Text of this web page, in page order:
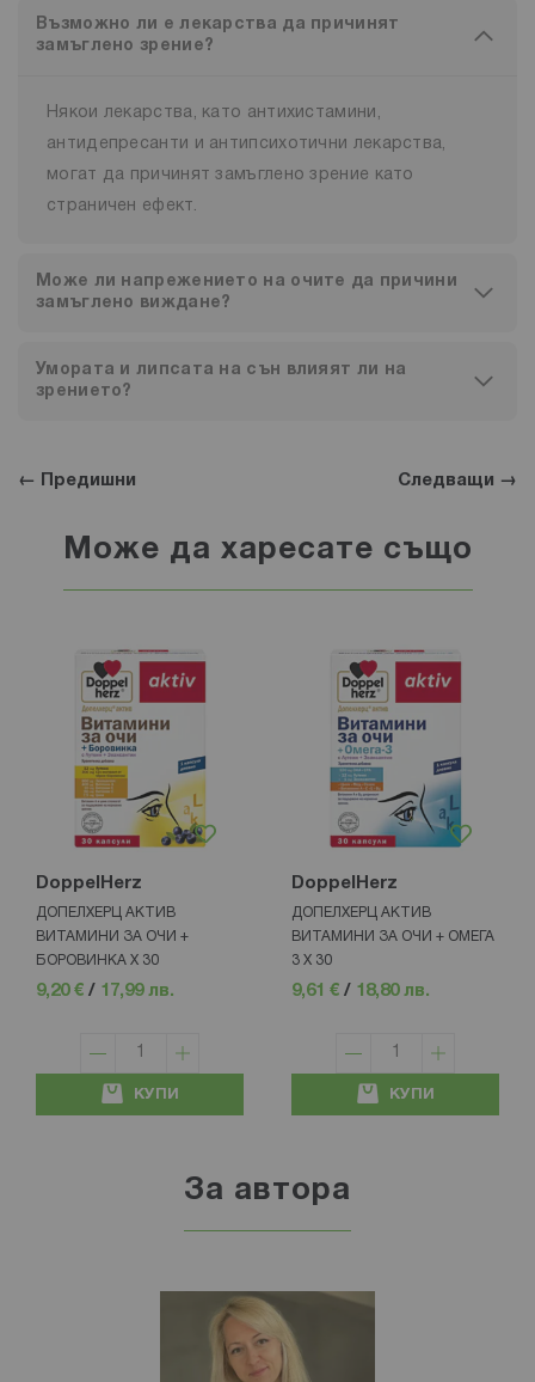
Възможно ли е лекарства да причинят
замъглено зрение?
Някои лекарства, като антихистамини,
антидепресанти и антипсихотични лекарства,
могат да причинят замъглено зрение като
страничен ефект.
Може ли напрежението на очите да причини
замъглено виждане?
Умората и липсата на сън влияят ли на
зрението?
← Предишни Следващи →
Може да харесате също
DoppelHerz
ДОПЕЛХЕРЦ АКТИВ
ВИТАМИНИ ЗА ОЧИ +
БОРОВИНКА Х 30
9,20 € / 17,99 лв.
КУПИ
DoppelHerz
ДОПЕЛХЕРЦ АКТИВ
ВИТАМИНИ ЗА ОЧИ + ОМЕГА
3 Х 30
9,61 € / 18,80 лв.
КУПИ
За автора